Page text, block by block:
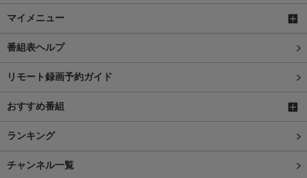
マイメニュー
番組表ヘルプ
リモート録画予約ガイド
おすすめ番組
ランキング
チャンネル一覧